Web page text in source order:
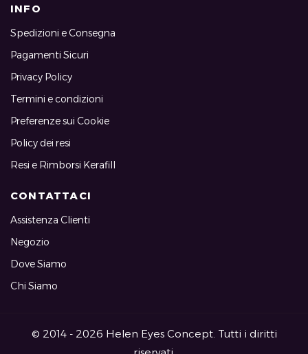
INFO
Spedizioni e Consegna
Pagamenti Sicuri
Privacy Policy
Termini e condizioni
Preferenze sui Cookie
Policy dei resi
Resi e Rimborsi Kerafill
CONTATTACI
Assistenza Clienti
Negozio
Dove Siamo
Chi Siamo
© 2014 - 2026 Helen Eyes Concept. Tutti i diritti